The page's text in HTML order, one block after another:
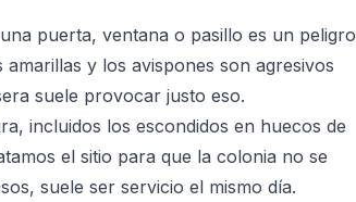
puerta, ventana o pasillo es un peligro
y los avispones son agresivos
suele provocar justo eso.
incluidos los escondidos en huecos de
el sitio para que la colonia no se
suele ser servicio el mismo día.